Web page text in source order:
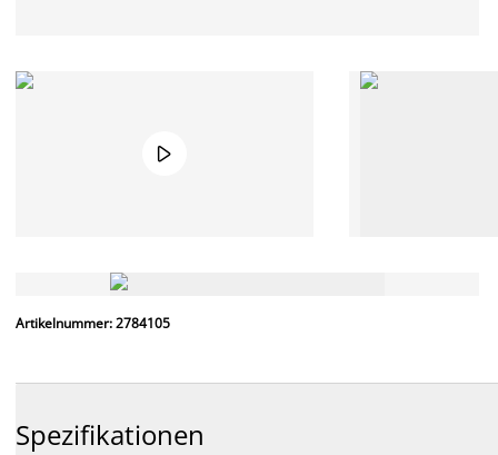

Artikelnummer: 2784105
Spezifikationen